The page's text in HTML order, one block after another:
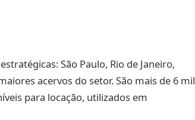
São Paulo, Rio de Janeiro,
acervos do setor. São mais de 6 mil
para locação, utilizados em